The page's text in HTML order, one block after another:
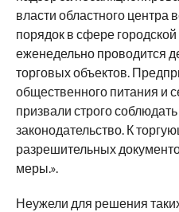
власти областного центра
порядок в сфере
еженедельно проводится
торговых объектов.
общественного питания и
призвали строго
законодательство. К
разрешительных
меры.».
Неужели для решения